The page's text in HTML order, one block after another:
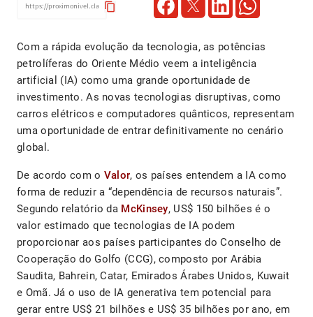
content_copy
Com a rápida evolução da tecnologia, as potências
petrolíferas do Oriente Médio veem a inteligência
artificial (IA) como uma grande oportunidade de
investimento. As novas tecnologias disruptivas, como
carros elétricos e computadores quânticos, representam
uma oportunidade de entrar definitivamente no cenário
global.
De acordo com o Valor, os países entendem a IA como
forma de reduzir a “dependência de recursos naturais”.
Segundo relatório da McKinsey, US$ 150 bilhões é o
valor estimado que tecnologias de IA podem
proporcionar aos países participantes do Conselho de
Cooperação do Golfo (CCG), composto por Arábia
Saudita, Bahrein, Catar, Emirados Árabes Unidos, Kuwait
e Omã. Já o uso de IA generativa tem potencial para
gerar entre US$ 21 bilhões e US$ 35 bilhões por ano, em